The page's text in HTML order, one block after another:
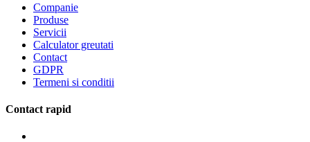
Companie
Produse
Servicii
Calculator greutati
Contact
GDPR
Termeni si conditii
Contact rapid